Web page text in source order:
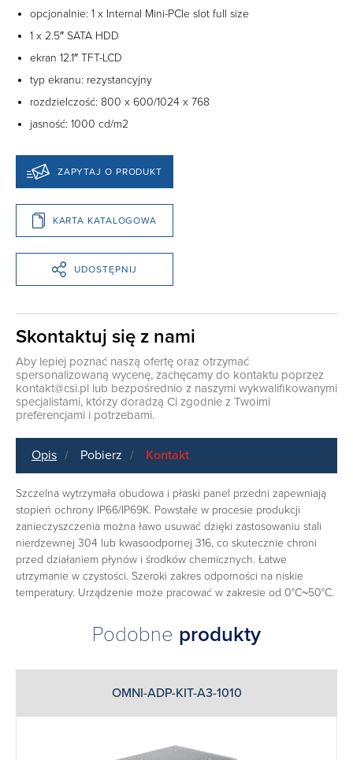
opcjonalnie: 1 x Internal Mini-PCIe slot full size
1 x 2.5″ SATA HDD
ekran 12.1″ TFT-LCD
typ ekranu: rezystancyjny
rozdzielczość: 800 x 600/1024 x 768
jasność: 1000 cd/m2
ZAPYTAJ O PRODUKT
KARTA KATALOGOWA
UDOSTĘPNIJ
Skontaktuj się z nami
Aby lepiej poznać naszą ofertę oraz otrzymać
spersonalizowaną wycenę, zachęcamy do kontaktu poprzez
kontakt@csi.pl lub bezpośrednio z naszymi wykwalifikowanymi
specjalistami, którzy doradzą Ci zgodnie z Twoimi
preferencjami i potrzebami.
Opis Pobierz Kontakt
Szczelna wytrzymała obudowa i płaski panel przedni zapewniają
stopień ochrony IP66/IP69K. Powstałe w procesie produkcji
zanieczyszczenia można ławo usuwać dzięki zastosowaniu stali
nierdzewnej 304 lub kwasoodpornej 316, co skutecznie chroni
przed działaniem płynów i środków chemicznych. Łatwe
utrzymanie w czystości. Szeroki zakres odporności na niskie
temperatury. Urządzenie może pracować w zakresie od 0°C~50°C.
Podobne produkty
OMNI-ADP-KIT-A3-1010